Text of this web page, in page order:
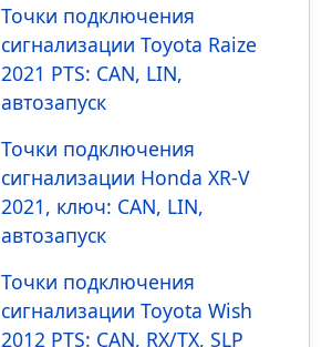
Точки подключения
сигнализации Toyota Raize
2021 PTS: CAN, LIN,
автозапуск
Точки подключения
сигнализации Honda XR-V
2021, ключ: CAN, LIN,
автозапуск
Точки подключения
сигнализации Toyota Wish
2012 PTS: CAN, RX/TX, SLP